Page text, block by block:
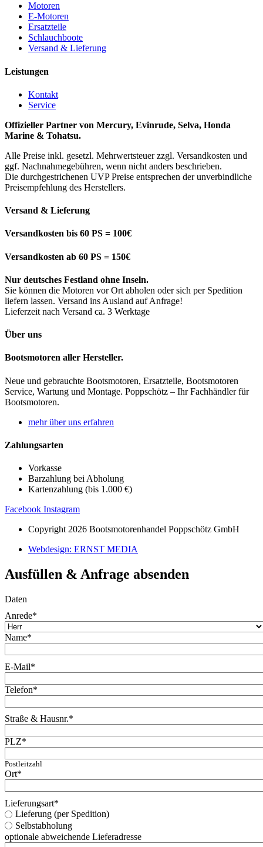
Motoren
E-Motoren
Ersatzteile
Schlauchboote
Versand & Lieferung
Leistungen
Kontakt
Service
Offizieller Partner von Mercury, Evinrude, Selva, Honda
Marine & Tohatsu.
Alle Preise inkl. gesetzl. Mehrwertsteuer zzgl. Versandkosten und
ggf. Nachnahmegebühren, wenn nicht anders beschrieben.
Die durchgestrichenen UVP Preise entsprechen der unverbindliche
Preisempfehlung des Herstellers.
Versand & Lieferung
Versandkosten bis 60 PS = 100€
Versandkosten ab 60 PS = 150€
Nur deutsches Festland ohne Inseln.
Sie können die Motoren vor Ort abholen oder sich per Spedition
liefern lassen. Versand ins Ausland auf Anfrage!
Lieferzeit nach Versand ca. 3 Werktage
Über uns
Bootsmotoren aller Hersteller.
Neue und gebrauchte Bootsmotoren, Ersatzteile, Bootsmotoren
Service, Wartung und Montage. Poppschötz – Ihr Fachhändler für
Bootsmotoren.
mehr über uns erfahren
Zahlungsarten
Vorkasse
Barzahlung bei Abholung
Kartenzahlung (bis 1.000 €)
Facebook Instagram
Copyright 2026 Bootsmotorenhandel Poppschötz GmbH
Webdesign: ERNST MEDIA
Ausfüllen & Anfrage absenden
Daten
Anrede*
Name*
E-Mail*
Telefon*
Straße & Hausnr.*
PLZ*
Postleitzahl
Ort*
Lieferungsart*
Lieferung (per Spedition)
Selbstabholung
optionale abweichende Lieferadresse